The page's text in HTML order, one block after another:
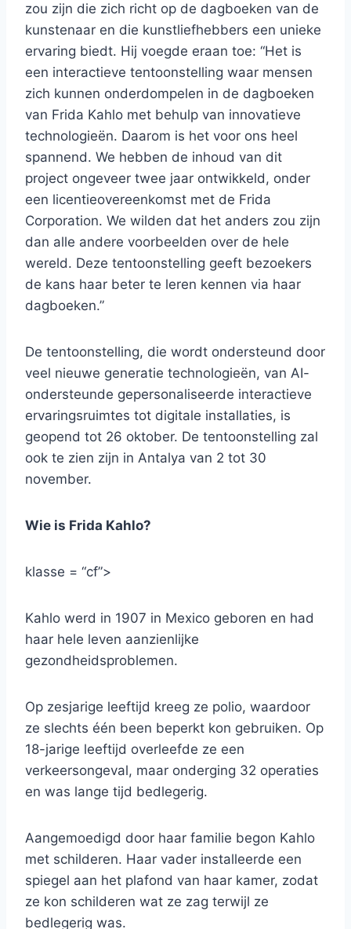
zou zijn die zich richt op de dagboeken van de
kunstenaar en die kunstliefhebbers een unieke
ervaring biedt. Hij voegde eraan toe: “Het is
een interactieve tentoonstelling waar mensen
zich kunnen onderdompelen in de dagboeken
van Frida Kahlo met behulp van innovatieve
technologieën. Daarom is het voor ons heel
spannend. We hebben de inhoud van dit
project ongeveer twee jaar ontwikkeld, onder
een licentieovereenkomst met de Frida
Corporation. We wilden dat het anders zou zijn
dan alle andere voorbeelden over de hele
wereld. Deze tentoonstelling geeft bezoekers
de kans haar beter te leren kennen via haar
dagboeken.”
De tentoonstelling, die wordt ondersteund door
veel nieuwe generatie technologieën, van AI-
ondersteunde gepersonaliseerde interactieve
ervaringsruimtes tot digitale installaties, is
geopend tot 26 oktober. De tentoonstelling zal
ook te zien zijn in Antalya van 2 tot 30
november.
Wie is Frida Kahlo?
klasse = “cf”>
Kahlo werd in 1907 in Mexico geboren en had
haar hele leven aanzienlijke
gezondheidsproblemen.
Op zesjarige leeftijd kreeg ze polio, waardoor
ze slechts één been beperkt kon gebruiken. Op
18-jarige leeftijd overleefde ze een
verkeersongeval, maar onderging 32 operaties
en was lange tijd bedlegerig.
Aangemoedigd door haar familie begon Kahlo
met schilderen. Haar vader installeerde een
spiegel aan het plafond van haar kamer, zodat
ze kon schilderen wat ze zag terwijl ze
bedlegerig was.